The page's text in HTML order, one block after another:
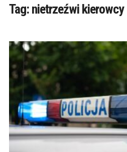
Tag: nietrzeźwi kierowcy